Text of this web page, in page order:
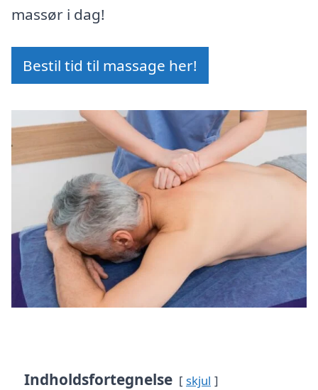
massør i dag!
Bestil tid til massage her!
Indholdsfortegnelse skjul